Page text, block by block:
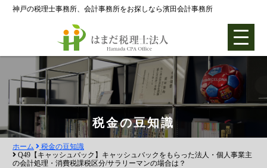
神戸の税理士事務所、会計事務所をお探しなら濱田会計事務所
ホーム
各種支援業務
税金の豆知識
ホーム
税金の豆知識
Q49【キャッシュバック】キャッシュバックをもらった法人・個人事業主
の会計処理・消費税課税区分/サラリーマンの場合は？